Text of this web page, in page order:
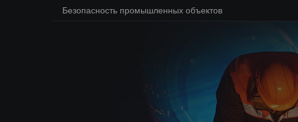
Безопасность промышленных объектов